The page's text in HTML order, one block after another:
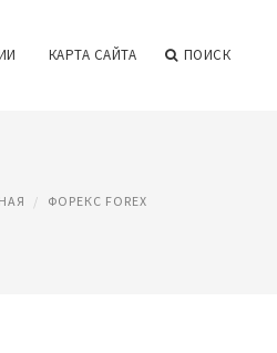
КАРТА САЙТА ПОИСК
ФОРЕКС FOREX